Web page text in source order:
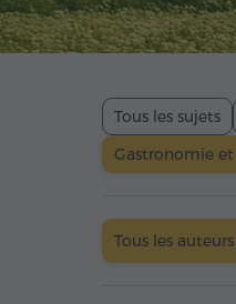
Tous les sujets
Gastronomie
Tous les auteurs